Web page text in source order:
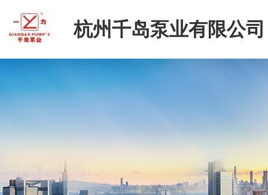
杭州千岛泵业有限公司